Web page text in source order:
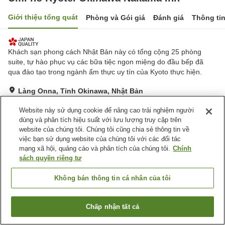
Giới thiệu tổng quát Phòng và Gói giá Đánh giá Thông
Khách sạn phong cách Nhật Bản này có tổng cộng 25 phòng
suite, tự hào phục vụ các bữa tiệc ngon miệng do đầu bếp đã
qua đào tạo trong ngành ẩm thực uy tín của Kyoto thực hiện.
Làng Onna, Tỉnh Okinawa, Nhật Bản
Tuyệt vời Đánh giá:31lượt
Tiện nghi chỗ nghỉ
Xông hơi
Trang chủ Nhật Bản Tỉnh Okinawa
Làng Onna
Umi no Ryotei Okinawa Nakama InnTìm phòng trống
Website này sử dụng cookie để nâng cao trải nghiệm người
dùng và phân tích hiệu suất với lưu lượng truy cập trên
website của chúng tôi. Chúng tôi cũng chia sẻ thông tin về
việc bạn sử dụng website của chúng tôi với các đối tác
mạng xã hội, quảng cáo và phân tích của chúng tôi. Chính
sách quyền riêng tư
Không bán thông tin cá nhân của tôi
Chấp nhận tất cả